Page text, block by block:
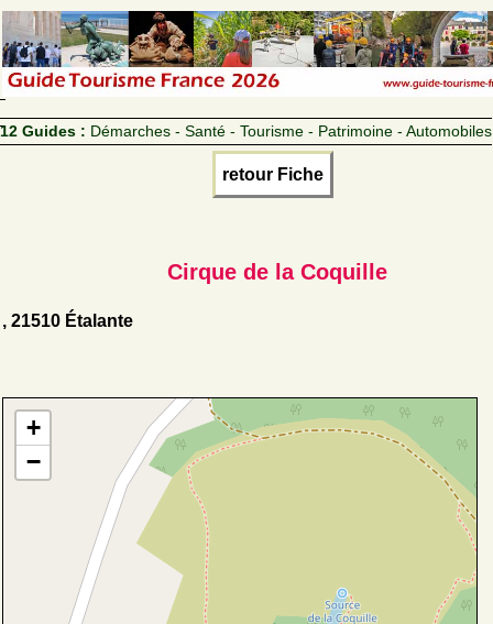
12 Guides : Démarches - Santé - Tourisme - Patrimoine - Automobiles
retour Fiche
Cirque de la Coquille
, 21510 Étalante
+
−